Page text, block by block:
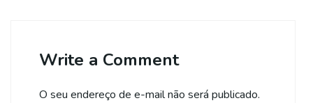
Write a Comment
O seu endereço de e-mail não será publicado.